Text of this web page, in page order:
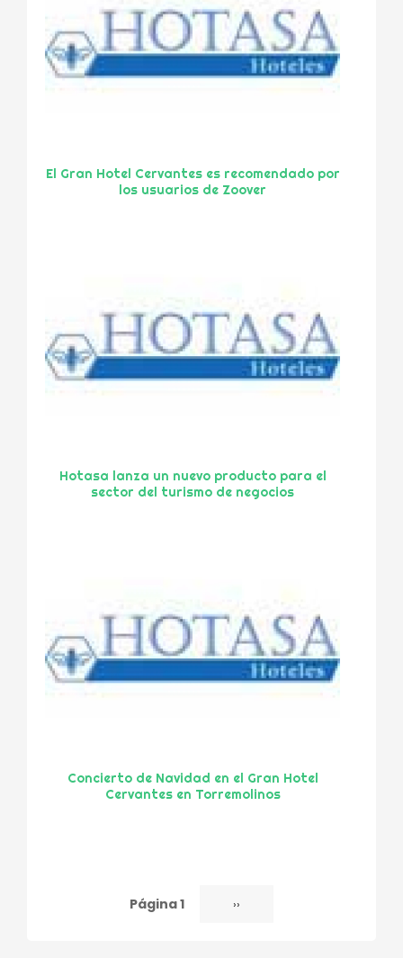
El Gran Hotel Cervantes es recomendado por
los usuarios de Zoover
Hotasa lanza un nuevo producto para el
sector del turismo de negocios
Concierto de Navidad en el Gran Hotel
Cervantes en Torremolinos
Página 1 Siguiente
››